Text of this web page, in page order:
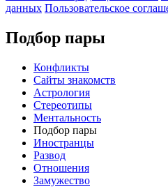
данных Пользовательское
Подбор пары
Конфликты
Сайты знакомств
Астрология
Стереотипы
Ментальность
Подбор пары
Иностранцы
Развод
Отношения
Замужество